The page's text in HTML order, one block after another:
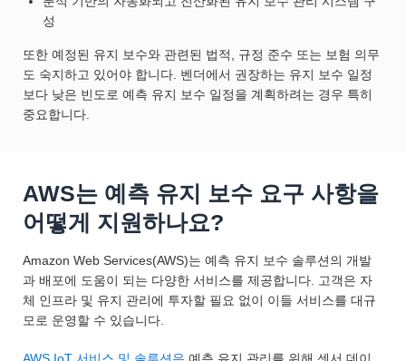
성
또한 예정된 유지 보수와 관련된 법적, 규정 준수 또는 보험 의무
도 숙지하고 있어야 합니다. 벤더에서 권장하는 유지 보수 일정
보다 낮은 빈도로 예측 유지 보수 일정을 계획하려는 경우 특히
중요합니다.
AWS는 예측 유지 보수 요구 사항을
어떻게 지원하나요?
Amazon Web Services(AWS)는 예측 유지 보수 솔루션의 개발
과 배포에 도움이 되는 다양한 서비스를 제공합니다. 고객은 자
체 인프라 및 유지 관리에 투자할 필요 없이 이들 서비스를 대규
모로 운영할 수 있습니다.
AWS IoT 서비스 및 솔루션은 예측 유지 관리를 위해 센서 데이